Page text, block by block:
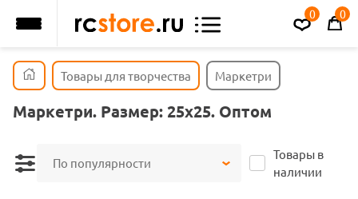
0 0
Товары для творчества Маркетри
Маркетри. Размер: 25х25. Оптом
По популярности
Товары в
наличии